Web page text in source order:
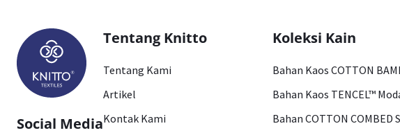
Social Media
Tentang Knitto
Tentang Kami
Artikel
Kontak Kami
Koleksi Kain
Bahan Kaos COTTON
Bahan Kaos TENCEL™
Bahan COTTON COMBED